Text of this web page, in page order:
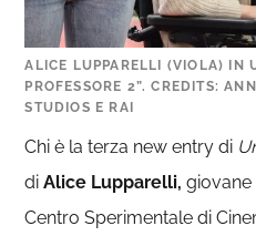
ALICE LUPPARELLI (VIOLA) IN
PROFESSORE 2”. CREDITS:
STUDIOS E RAI
Chi è la terza new entry di
diAlice Lupparelli,
Centro Sperimentale di